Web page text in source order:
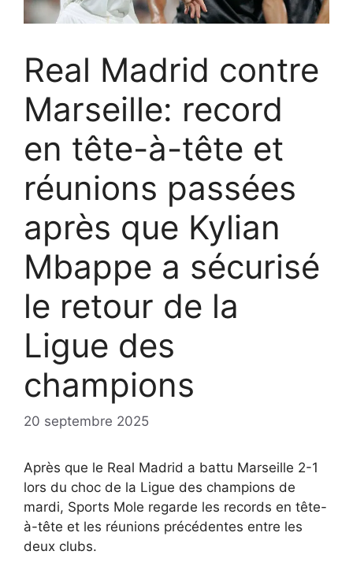
Real Madrid contre
Marseille: record
en tête-à-tête et
réunions passées
après que Kylian
Mbappe a sécurisé
le retour de la
Ligue des
champions
20 septembre 2025
Après que le Real Madrid a battu Marseille 2-1
lors du choc de la Ligue des champions de
mardi, Sports Mole regarde les records en tête-
à-tête et les réunions précédentes entre les
deux clubs.